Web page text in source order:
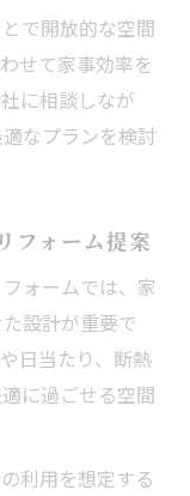
ルーム施工ポ
なリフォーム
べき設計要
フォーム施工
サンルーム設
想サンルーム
ムの新しい使
で開放的な空間
せて家事効率を
に相談しなが
なプランを検討
フォーム提案
ォームでは、家
設計が重要で
日当たり、断熱
に過ごせる空間
利用を想定する